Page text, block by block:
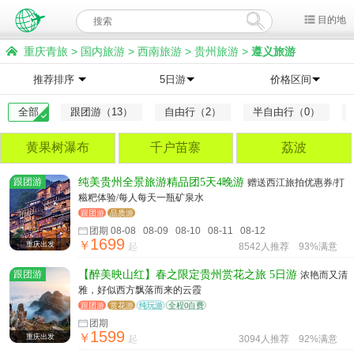
目的地
重庆青旅 > 国内旅游 > 西南旅游 > 贵州旅游 > 遵义旅游
推荐排序 5日游 价格区间
全部 跟团游（13） 自由行（2） 半自由行（0）
黄果树瀑布 千户苗寨 荔波
跟团游
重庆出发
纯美贵州全景旅游精品团5天4晚游 赠送西江旅拍优惠券/打
糍粑体验/每人每天一瓶矿泉水
跟团游 品质游
团期 08-08 08-09 08-10 08-11 08-12
￥1699 起 8542人推荐 93%满意
跟团游
重庆出发
【醉美映山红】春之限定贵州赏花之旅 5日游 浓艳而又清
雅，好似西方飘落而来的云霞
跟团游 赏花游 纯玩游 全程0自费
团期
￥1599 起 3094人推荐 92%满意